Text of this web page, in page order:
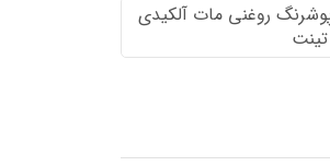
روغنی مات آلکیدی
تینت